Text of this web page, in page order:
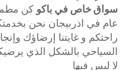
سواق خاص في باكو كن
عام في اذربيجان نحن
راحتكم و غايتنا إرضاؤك
السياحي بالشكل الذي
لا لبس فيها